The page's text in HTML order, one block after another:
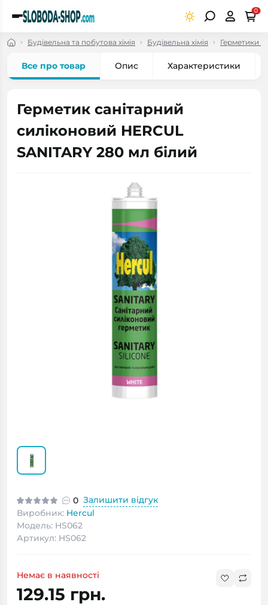
0
Будівельна та побутова хімія Будівельна хімія Герметики
Все про товар Опис Характеристики
Герметик санітарний
силіконовий HERCUL
SANITARY 280 мл білий
0 Залишити відгук
Виробник: Hercul
Модель: HS062
Артикул: HS062
Немає в наявності
129.15 грн.